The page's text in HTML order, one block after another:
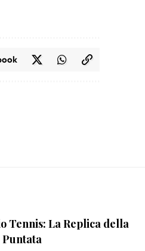
Tennis: La Replica della
Puntata